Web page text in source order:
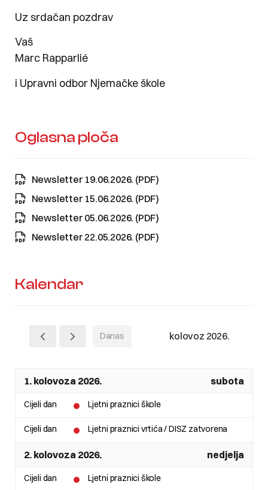
Uz srdačan pozdrav
Vaš
Marc Rapparlié
i Upravni odbor Njemačke škole
Oglasna ploča
Newsletter 19.06.2026. (PDF)
Newsletter 15.06.2026. (PDF)
Newsletter 05.06.2026. (PDF)
Newsletter 22.05.2026. (PDF)
Kalendar
Danas kolovoz 2026.
1. kolovoza 2026. subota
Cijeli dan Ljetni praznici škole
Cijeli dan Ljetni praznici vrtića / DISZ zatvorena
2. kolovoza 2026. nedjelja
Cijeli dan Ljetni praznici škole